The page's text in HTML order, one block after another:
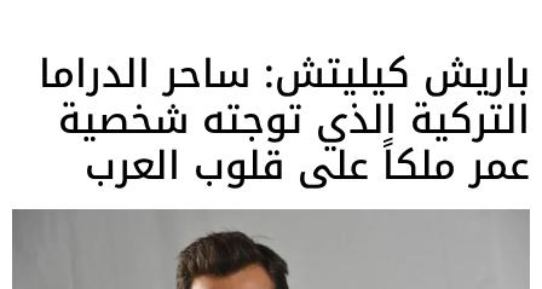
باريش كيليتش: ساحر الدراما
التركية الذي توجته شخصية
عمر ملكاً على قلوب العرب